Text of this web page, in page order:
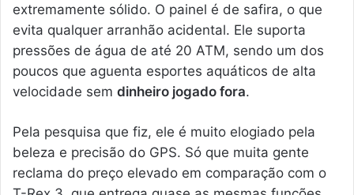
extremamente sólido. O painel é de safira, o que
evita qualquer arranhão acidental. Ele suporta
pressões de água de até 20 ATM, sendo um dos
poucos que aguenta esportes aquáticos de alta
velocidade sem dinheiro jogado fora.
Pela pesquisa que fiz, ele é muito elogiado pela
beleza e precisão do GPS. Só que muita gente
reclama do preço elevado em comparação com o